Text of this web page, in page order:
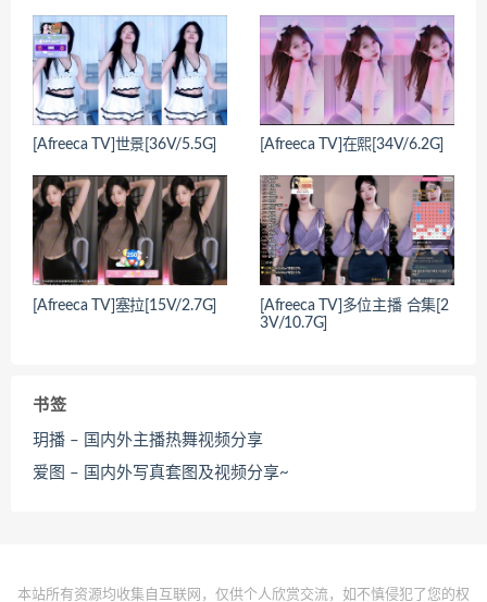
[Afreeca TV]世景[36V/5.5G] [Afreeca TV]在熙[34V/6.2G]
[Afreeca TV]塞拉[15V/2.7G]
[Afreeca TV]多位主播 合集[2
3V/10.7G]
书签
玥播 – 国内外主播热舞视频分享
爱图 – 国内外写真套图及视频分享~
本站所有资源均收集自互联网，仅供个人欣赏交流，如不慎侵犯了您的权